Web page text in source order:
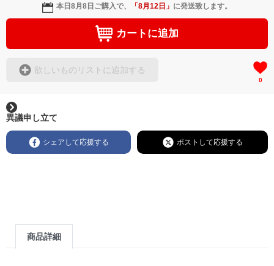
本日8月8日 ご購入で、 「8月12日 」 に発送致します。
カートに追加
欲しいものリストに追加する
0
異議申し立て
シェアして応援する ポストして応援する
商品詳細